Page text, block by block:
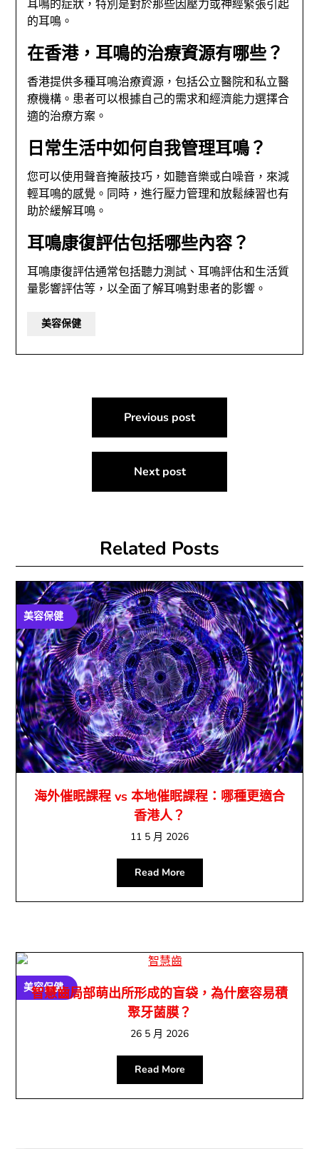
耳鳴的症狀，特別是對於那些因壓力或神經緊張引起
的耳鳴。
在香港，耳鳴的治療資源有哪些？
香港提供多種耳鳴治療資源，包括公立醫院和私立醫
療機構。患者可以根據自己的需求和經濟能力選擇合
適的治療方案。
日常生活中如何自我管理耳鳴？
您可以使用聲音掩蔽技巧，如聽音樂或白噪音，來減
輕耳鳴的感覺。同時，進行壓力管理和放鬆練習也有
助於緩解耳鳴。
耳鳴康復評估包括哪些內容？
耳鳴康復評估通常包括聽力測試、耳鳴評估和生活質
量影響評估等，以全面了解耳鳴對患者的影響。
美容保健
Previous post
Next post
Related Posts
美容保健
海外催眠課程 vs 本地催眠課程：哪種更適合
香港人？
11 5 月 2026
Read More
美容保健
智慧齒局部萌出所形成的盲袋，為什麼容易積
聚牙菌膜？
26 5 月 2026
Read More